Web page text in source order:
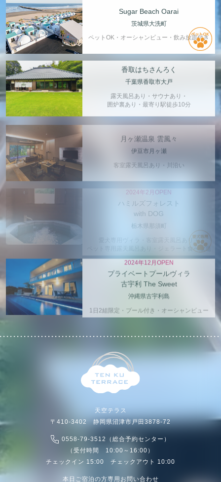
Sugar Beach Oarai
茨城県大洗町
ペットOK・オーシャンビュー・飲み放題付き
香取はちさんろく
千葉県香取市大戸
露天風呂あり・サウナあり・
囲炉裏あり・最寄り駅徒歩10分
月ヶ瀬温泉 雲風々
伊豆市月ヶ瀬
客室露天風呂あり・川沿い
with DOG
愛犬専用ヴィラ・客室露天風呂あり・
ペット専用露天風呂あり・ジェラート食べ放題
2024年12月OPEN
プライベートプールヴィラ
古宇利 The Sweet
沖縄県古宇利島
1日2組限定・プール付き・オーシャンビュー
天空テラス
〒410-3402 静岡県沼津市戸田3878-72
0558-79-3512（総合予約センター）
（受付時間 10:00～16:00）
チェックイン 15:00 チェックアウト 10:00
本日ご宿泊の方専用お問い合わせ